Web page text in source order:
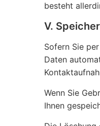
besteht
V.
Sofern Sie
Daten
Wenn Sie
Ihnen